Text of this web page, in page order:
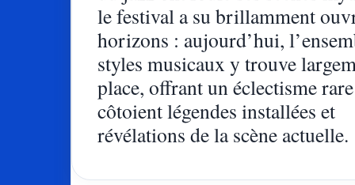
le festival a su brillamment
horizons : aujourd’hui,
styles musicaux y trouve
place, offrant un éclectisme
côtoient légendes installées et
révélations de la scène actuelle.